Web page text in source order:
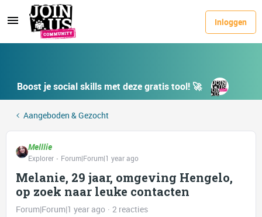
Inloggen
Boost je social skills met deze gratis tool! 🚀
Aangeboden & Gezocht
Melllie
Explorer Forum|Forum|1 year ago
Melanie, 29 jaar, omgeving Hengelo,
op zoek naar leuke contacten
Forum|Forum|1 year ago
2 reacties